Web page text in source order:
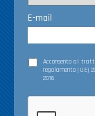
E-mail
Acconsento al
regolamento (UE)
2016